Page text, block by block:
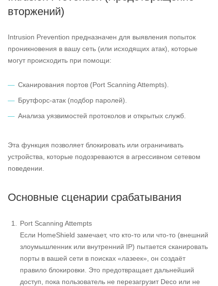
вторжений)
Intrusion Prevention предназначен для выявления попыток
проникновения в вашу сеть (или исходящих атак), которые
могут происходить при помощи:
Сканирования портов (Port Scanning Attempts).
Брутфорс-атак (подбор паролей).
Анализа уязвимостей протоколов и открытых служб.
Эта функция позволяет блокировать или ограничивать
устройства, которые подозреваются в агрессивном сетевом
поведении.
Основные сценарии срабатывания
Port Scanning Attempts
Если HomeShield замечает, что кто-то или что-то (внешний
злоумышленник или внутренний IP) пытается сканировать
порты в вашей сети в поисках «лазеек», он создаёт
правило блокировки. Это предотвращает дальнейший
доступ, пока пользователь не перезагрузит Deco или не